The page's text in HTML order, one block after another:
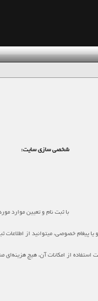
شخصي سازي سايت:
با ثبت نام و تعيين موارد
از امكانات آن، هيچ هزينه‌اي